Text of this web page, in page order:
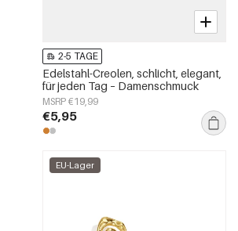
2-5 TAGE
Edelstahl-Creolen, schlicht, elegant,
für jeden Tag – Damenschmuck
MSRP €19,99
€5,95
EU-Lager